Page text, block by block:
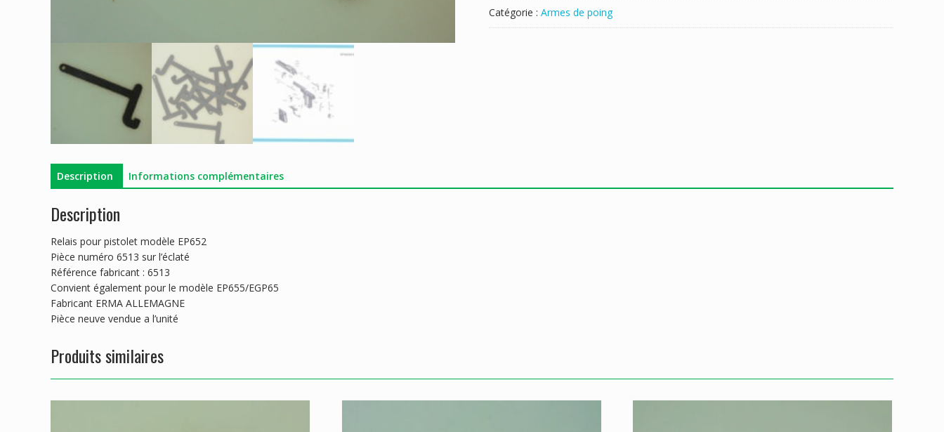
EP652....
Catégorie : Armes de poing
Description Informations complémentaires
Description
Relais pour pistolet modèle EP652
Pièce numéro 6513 sur l’éclaté
Référence fabricant : 6513
Convient également pour le modèle EP655/EGP65
Fabricant ERMA ALLEMAGNE
Pièce neuve vendue a l’unité
Produits similaires